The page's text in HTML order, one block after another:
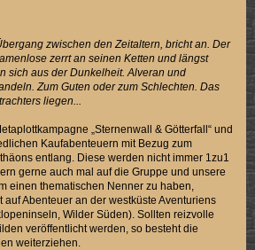
zwischen den Zeitaltern, bricht an. Der
zerrt an seinen Ketten und längst
sich aus der Dunkelheit. Alveran und
Zum Guten oder zum Schlechten. Das
liegen...
„Sternenwall & Götterfall“ und
Kaufabenteuern mit Bezug zum
entlang. Diese werden nicht immer 1zu1
gerne auch mal auf die Gruppe und unsere
einen thematischen Nenner zu haben,
Abenteuer an der westküste Aventuriens
Wilder Süden). Sollten reizvolle
veröffentlicht werden, so besteht die
weiterziehen.